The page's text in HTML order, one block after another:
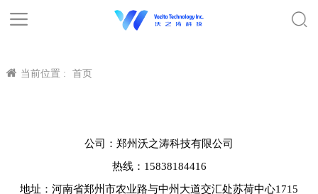
当前位置 : 首页
公司：郑州沃之涛科技有限公司
热线：15838184416
地址：河南省郑州市农业路与中州大道交汇处苏荷中心1715